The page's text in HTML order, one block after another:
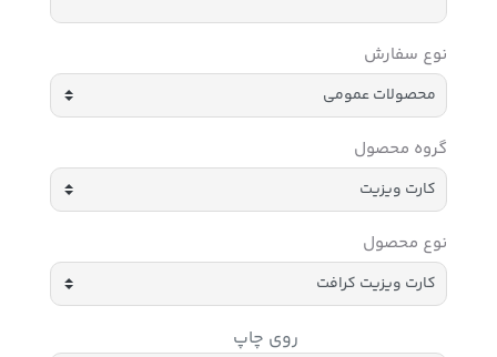
نوع سفارش
گروه محصول
نوع محصول
روی چاپ